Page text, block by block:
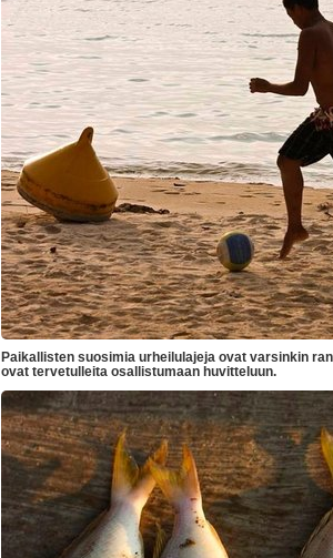
Paikallisten suosimia urheilulajeja ovat varsinkin
ovat tervetulleita osallistumaan huvitteluun.